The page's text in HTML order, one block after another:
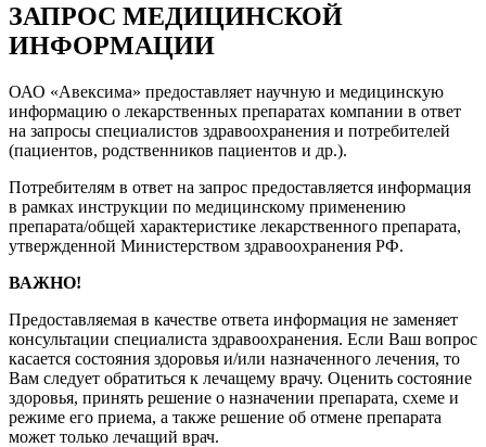
ЗАПРОС МЕДИЦИНСКОЙ
ИНФОРМАЦИИ
ОАО «Авексима» предоставляет научную и медицинскую
информацию о лекарственных препаратах компании в ответ
на запросы специалистов здравоохранения и потребителей
(пациентов, родственников пациентов и др.).
Потребителям в ответ на запрос предоставляется информация
в рамках инструкции по медицинскому применению
препарата/общей характеристике лекарственного препарата,
утвержденной Министерством здравоохранения РФ.
ВАЖНО!
Предоставляемая в качестве ответа информация не заменяет
консультации специалиста здравоохранения. Если Ваш вопрос
касается состояния здоровья и/или назначенного лечения, то
Вам следует обратиться к лечащему врачу. Оценить состояние
здоровья, принять решение о назначении препарата, схеме и
режиме его приема, а также решение об отмене препарата
может только лечащий врач.